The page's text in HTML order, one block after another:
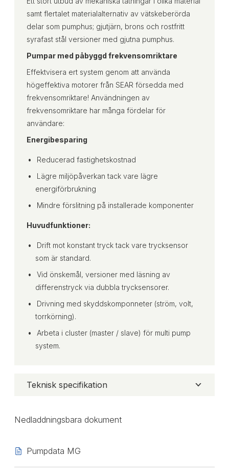
samt flertalet materialalternativ av vätskeberörda
delar som pumphus; gjutjärn, brons och rostfritt
syrafast stål versioner med gjutna pumphus.
Pumpar med påbyggd frekvensomriktare
Effektvisera ert system genom att använda
högeffektiva motorer från SEAR försedda med
frekvensomriktare! Användningen av
frekvensomriktare har många fördelar för
användare:
Energibesparing
Reducerad fastighetskostnad
Lägre miljöpåverkan tack vare lägre
energiförbrukning
Mindre förslitning på installerade komponenter
Huvudfunktioner:
Drift mot konstant tryck tack vare trycksensor
som är standard.
Vid önskemål, versioner med läsning av
differenstryck via dubbla trycksensorer.
Drivning med skyddskomponneter (ström, volt,
torrkörning).
Arbeta i cluster (master / slave) för multi pump
system.
Teknisk specifikation
Nedladdningsbara dokument
Pumpdata MG